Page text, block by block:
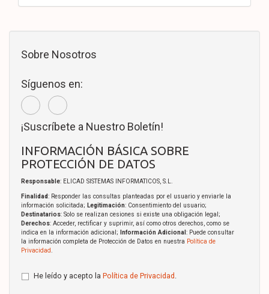
Sobre Nosotros
Síguenos en:
¡Suscríbete a Nuestro Boletín!
INFORMACIÓN BÁSICA SOBRE
PROTECCIÓN DE DATOS
Responsable: ELICAD SISTEMAS INFORMATICOS, S.L.
Finalidad: Responder las consultas planteadas por el usuario y enviarle la
información solicitada; Legitimación: Consentimiento del usuario;
Destinatarios: Solo se realizan cesiones si existe una obligación legal;
Derechos: Acceder, rectificar y suprimir, así como otros derechos, como se
indica en la información adicional;
Información Adicional : Puede consultar
la información completa de Protección de Datos en nuestra Política de
Privacidad
He leído y acepto la Política de Privacidad